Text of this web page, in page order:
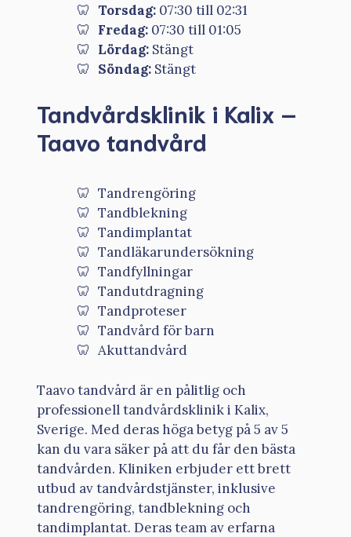
Torsdag: 07:30 till 02:31
Fredag: 07:30 till 01:05
Lördag: Stängt
Söndag: Stängt
Tandvårdsklinik i Kalix –
Taavo tandvård
Tandrengöring
Tandblekning
Tandimplantat
Tandläkarundersökning
Tandfyllningar
Tandutdragning
Tandproteser
Tandvård för barn
Akuttandvård
Taavo tandvård är en pålitlig och
professionell tandvårdsklinik i Kalix,
Sverige. Med deras höga betyg på 5 av 5
kan du vara säker på att du får den bästa
tandvården. Kliniken erbjuder ett brett
utbud av tandvårdstjänster, inklusive
tandrengöring, tandblekning och
tandimplantat. Deras team av erfarna